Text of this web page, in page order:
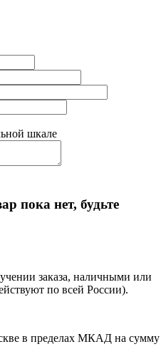
шкале
пока нет, будьте
заказа, наличными или
по всей России).
в пределах МКАД на сумму